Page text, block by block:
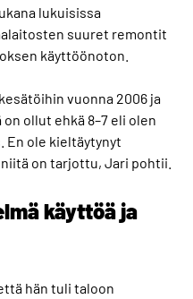
lukuisissa
suuret remontit
käyttöönoton.
vuonna 2006 ja
ollut ehkä 8–7 eli olen
En ole kieltäytynyt
on tarjottu, Jari pohtii.
käyttöä ja
hän tuli taloon